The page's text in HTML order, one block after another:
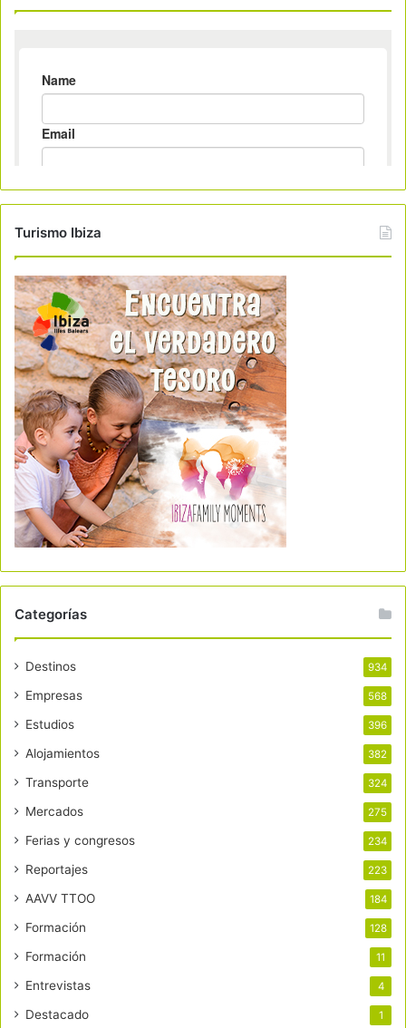
Turismo Ibiza
Categorías
Destinos 934
Empresas 568
Estudios 396
Alojamientos 382
Transporte 324
Mercados 275
Ferias y congresos 234
Reportajes 223
AAVV TTOO 184
Formación 128
Formación 11
Entrevistas 4
Destacado 1